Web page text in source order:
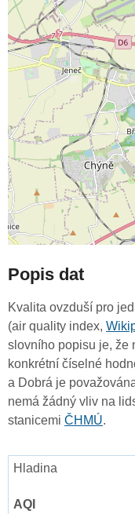
Popis dat
Kvalita ovzduší pro
(air quality index,
slovního popisu je, že
konkrétní číselné
a Dobrá je
nemá žádný vliv na
stanicemi ČHMÚ.